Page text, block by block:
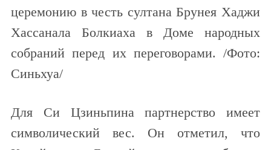
церемонию в честь султана Брунея Хаджи
Хассанала Болкиаха в Доме народных
собраний перед их переговорами. /Фото:
Синьхуа/
Для Си Цзиньпина партнерство имеет
символический вес. Он отметил, что